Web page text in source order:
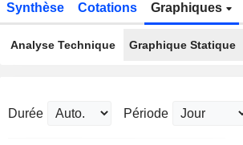
Synthèse Cotations Graphiques
Analyse Technique Graphique Statique
Durée Période